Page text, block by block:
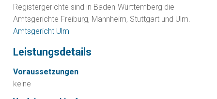
Registergerichte sind in Baden-Württemberg die
Amtsgerichte Freiburg, Mannheim, Stuttgart und Ulm.
Amtsgericht Ulm
Leistungsdetails
Voraussetzungen
keine